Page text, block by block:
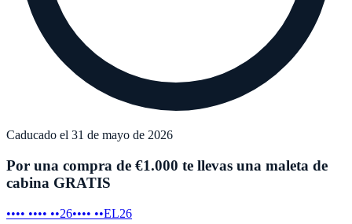
Caducado el 31 de mayo de 2026
Por una compra de €1.000 te llevas una maleta de
cabina GRATIS
•••• •••• ••26•••• ••EL26